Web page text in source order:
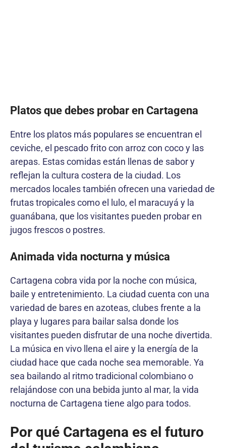
Platos que debes probar en Cartagena
Entre los platos más populares se encuentran el
ceviche, el pescado frito con arroz con coco y las
arepas. Estas comidas están llenas de sabor y
reflejan la cultura costera de la ciudad. Los
mercados locales también ofrecen una variedad de
frutas tropicales como el lulo, el maracuyá y la
guanábana, que los visitantes pueden probar en
jugos frescos o postres.
Animada vida nocturna y música
Cartagena cobra vida por la noche con música,
baile y entretenimiento. La ciudad cuenta con una
variedad de bares en azoteas, clubes frente a la
playa y lugares para bailar salsa donde los
visitantes pueden disfrutar de una noche divertida.
La música en vivo llena el aire y la energía de la
ciudad hace que cada noche sea memorable. Ya
sea bailando al ritmo tradicional colombiano o
relajándose con una bebida junto al mar, la vida
nocturna de Cartagena tiene algo para todos.
Por qué Cartagena es el futuro